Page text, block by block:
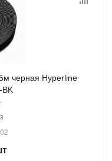
черная Hyperline
BK